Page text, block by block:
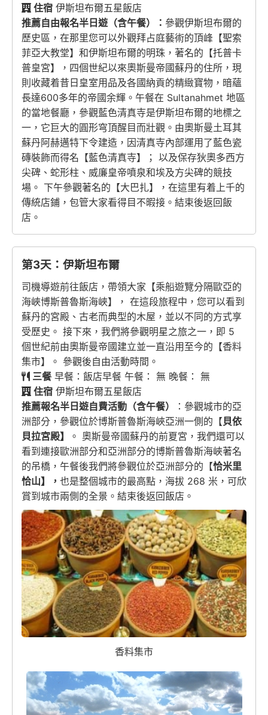
住宿 伊斯坦布爾五星飯店
推薦自由報名半日遊（含午餐）： 參觀伊斯坦布爾的
歷史區，在那里您可以外觀拜占庭藝術的頂峰【聖索
菲亞大教堂】和伊斯坦布爾的明珠，著名的【托普卡
普皇宮】，四個世紀以來奧斯曼帝國蘇丹的住所，現
則收藏着昔日皇室用品及各國納貢的精緻寶物，暗蘊
長達600多年的帝國余輝。午餐在 Sultanahmet 地區
的當地餐廳，參觀藍色清真寺是伊斯坦布爾的地標之
一，它巨大的圓形穹頂醒目而壯觀。由奧斯曼土耳其
蘇丹阿赫邁特下令建造，因清真寺內部運用了藍色瓷
磚裝飾而得名【藍色清真寺】； 以及保存狄奧多西方
尖碑、蛇形柱、威廉皇帝噴泉和埃及方尖碑的競技
場。 下午參觀著名的【大巴扎】，在這里有着上千的
傳統店鋪，包管大家看得目不暇接。結束後返回飯
店。
第3天：伊斯坦布爾
司機導遊前往飯店，帶領大家【乘船遊覽分隔歐亞的
海峽博斯普魯斯海峽】， 在這段旅程中，您可以看到
蘇丹的宮殿、古老而典型的木屋，並以不同的方式享
受歷史。 接下來，我們將參觀明星之旅之一，即 5
個世紀前由奧斯曼帝國建立並一直沿用至今的【香料
集市】。 參觀後自由活動時間。
三餐早餐：飯店早餐 午餐： 無 晚餐： 無
住宿 伊斯坦布爾五星飯店
推薦報名半日遊自費活動（含午餐）
：參觀城市的亞
洲部分，參觀位於博斯普魯斯海峽亞洲一側的【貝依
貝拉宮殿】
。 奧斯曼帝國蘇丹的前夏宮，我們還可以
看到連接歐洲部分和亞洲部分的博斯普魯斯海峽著名
的吊橋，午餐後我們將參觀位於亞洲部分的【恰米里
恰山】
， 也是整個城市的最高點，海拔 268 米，可欣
賞到城市兩側的全景。結束後返回飯店。
香料集市